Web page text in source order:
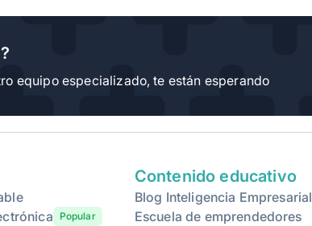
- -
equipo especializado, te están esperando
Popular
Contenido educativo
Blog Inteligencia Empresarial
Escuela de emprendedores